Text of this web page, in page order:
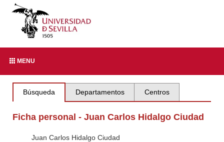
MENU
Búsqueda Departamentos Centros
Ficha personal - Juan Carlos Hidalgo Ciudad
Juan Carlos Hidalgo Ciudad